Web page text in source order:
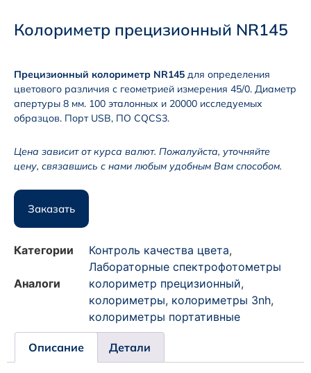
Колориметр прецизионный NR145
Прецизионный колориметр NR145 для определения
цветового различия с геометрией измерения 45/0. Диаметр
апертуры 8 мм. 100 эталонных и 20000 исследуемых
образцов. Порт USB, ПО CQCS3.
Цена зависит от курса валют. Пожалуйста, уточняйте
цену, связавшись с нами любым удобным Вам способом.
Заказать
Категории Контроль качества цвета,
Лабораторные спектрофотометры
Аналоги
колориметр прецизионный,
колориметры, колориметры 3nh,
колориметры портативные
Описание Детали